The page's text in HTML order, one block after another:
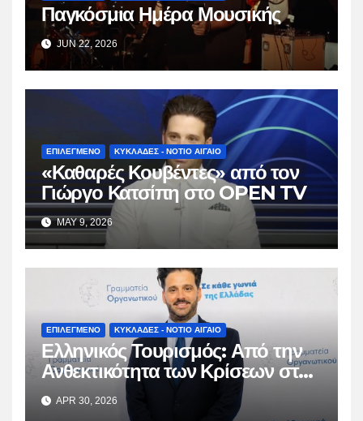
Παγκόσμια Ημέρα Μουσικής
JUN 22, 2026
ΕΠΙΛΕΓΜΕΝΟ ΚΥΚΛΑΔΕΣ - ΝΟΤΙΟ ΑΙΓΑΙΟ
«Καθαρές Κουβέντες» από τον
Γιώργο Κατσίπη στο OPEN TV
MAY 9, 2026
ΕΠΙΛΕΓΜΕΝΟ ΚΥΚΛΑΔΕΣ - ΝΟΤΙΟ ΑΙΓΑΙΟ
Ελληνικός Τουρισμός: Από την
Ανθεκτικότητα των Κρίσεων στη
Βιώσιμη Ωρίμαση
APR 30, 2026